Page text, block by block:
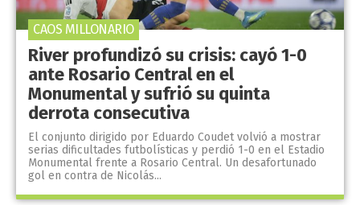
River profundizó su crisis: cayó 1-0
ante Rosario Central en el
Monumental y sufrió su quinta
derrota consecutiva
El conjunto dirigido por Eduardo Coudet volvió a mostrar
serias dificultades futbolísticas y perdió 1-0 en el Estadio
Monumental frente a Rosario Central. Un desafortunado
gol en contra de Nicolás...
CAOS MILLONARIO